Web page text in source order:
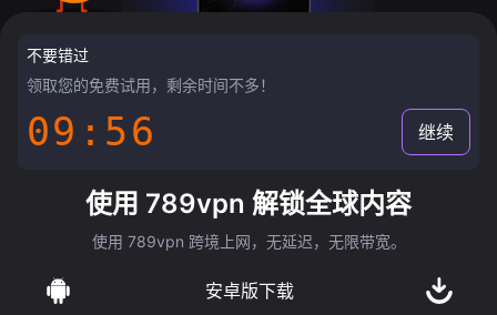
不要错过
领取您的免费试用，剩余时间不多！
09:55 继续
使用 789vpn 解锁全球内容
使用 789vpn 跨境上网，无延迟，无限带宽。
安卓版下载